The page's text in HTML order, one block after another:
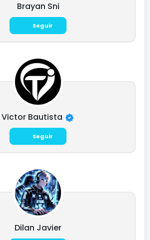
Brayan Sni
Seguir
Victor Bautista
Seguir
Dilan Javier